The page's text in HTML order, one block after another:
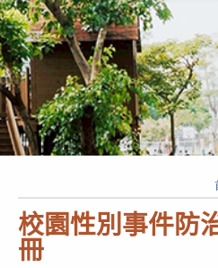
AFFILIATED SENIOR HIGH
KAOHSIUNG
校園性別事件防
冊